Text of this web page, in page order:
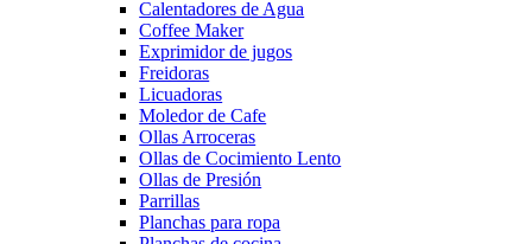
Calentadores de Agua
Coffee Maker
Exprimidor de jugos
Freidoras
Licuadoras
Moledor de Cafe
Ollas Arroceras
Ollas de Cocimiento Lento
Ollas de Presión
Parrillas
Planchas para ropa